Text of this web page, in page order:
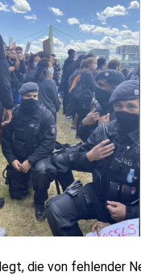
die von fehlender